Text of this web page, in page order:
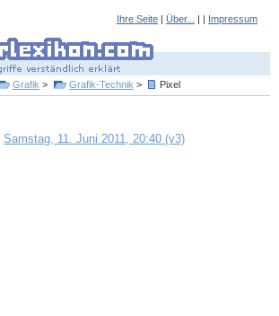
Ihre Seite | Über... | | Impressum
Grafik > Grafik-Technik > Pixel
Samstag, 11. Juni 2011, 20:40 (v3)